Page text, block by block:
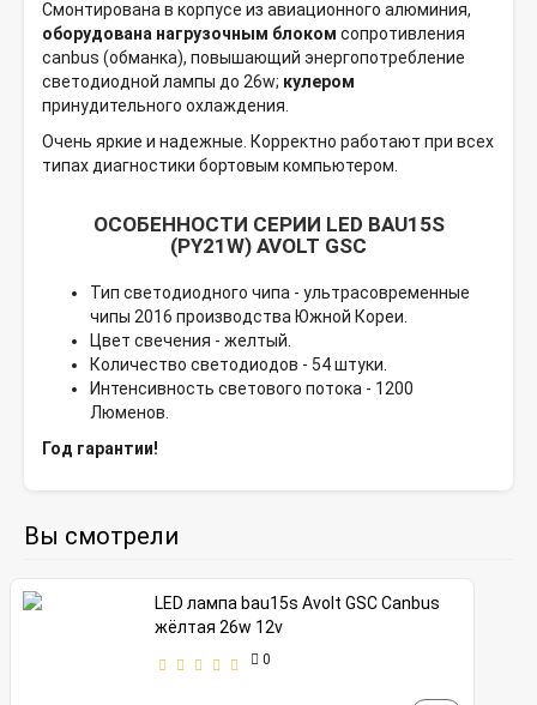
Смонтирована в корпусе из авиационного алюминия,
оборудована нагрузочным блоком сопротивления
canbus (обманка), повышающий энергопотребление
светодиодной лампы до 26w; кулером
принудительного охлаждения.
Очень яркие и надежные. Корректно работают при всех
типах диагностики бортовым компьютером.
ОСОБЕННОСТИ СЕРИИ LED BAU15S
(PY21W) AVOLT GSC
Тип светодиодного чипа - ультрасовременные
чипы 2016 производства Южной Кореи.
Цвет свечения - желтый.
Количество светодиодов - 54 штуки.
Интенсивность светового потока - 1200
Люменов.
Год гарантии!
Вы смотрели
LED лампа bau15s Avolt GSC Canbus
жёлтая 26w 12v
0